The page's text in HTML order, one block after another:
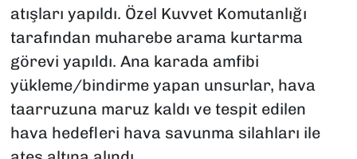
atışları yapıldı. Özel Kuvvet Komutanlığı
tarafından muharebe arama kurtarma
görevi yapıldı. Ana karada amfibi
yükleme/bindirme yapan unsurlar, hava
taarruzuna maruz kaldı ve tespit edilen
hava hedefleri hava savunma silahları ile